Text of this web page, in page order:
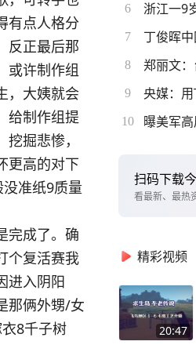
有点人格分
反正最后那
或许制作组
，大姨就会
给制作组提
掘悲惨，
更高的对下
准纸9质量
完成了。确
个复活赛我
进入阴阳
那俩外甥/女
8千子树
6 浙江一9
7 丁俊晖
8 郑丽文
9
10 曝美军
扫码下载
看最新、最热
精彩视频
20:47